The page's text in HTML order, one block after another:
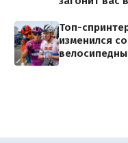
Топ-
изменился